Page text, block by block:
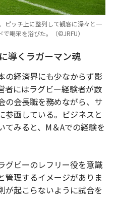
ピッチ上に整列して観客に深々と一
喝采を浴びた。（©︎JRFU）
導くラガーマン魂
の経済界にも少なからず影
者にはラグビー経験者が数
の会長職を務めながら、サ
参画している。ビジネスと
てみると、M＆Aでの経験を
グビーのレフリー役を意識
管理するイメージがありま
が起こらないように試合を